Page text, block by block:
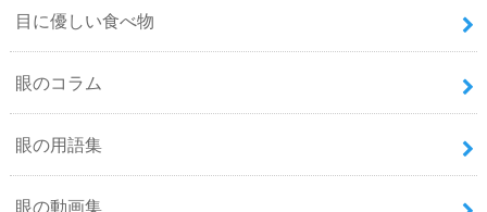
目に優しい食べ物
眼のコラム
眼の用語集
眼の動画集